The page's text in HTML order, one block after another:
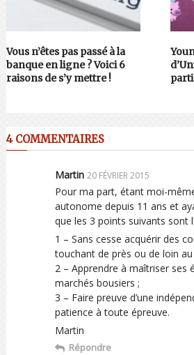
Vous n’êtes pas passé à la
banque en ligne ? Voici 6
raisons de s’y mettre !
4 COMMENTAIRES
Martin 20 FÉVRIER 2015
Pour ma part, étant moi-
autonome depuis 11 ans et
que les 3 points suivants sont
1 – Sans cesse acquérir des
touchant de près ou de loin
2 – Apprendre à maîtriser ses
marchés bousiers ;
3 – Faire preuve d’une
patience à toute épreuve.
Martin
Répondre